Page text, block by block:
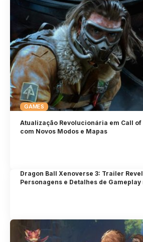
GAMES
Atualização Revolucionária em Call of
com Novos Modos e Mapas
Dragon Ball Xenoverse 3: Trailer
Personagens e Detalhes de Gameplay